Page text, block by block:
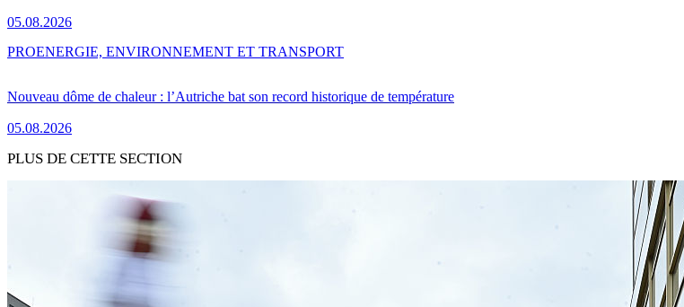
05.08.2026
Nouveau dôme de chaleur : l’Autriche bat son record historique de température
05.08.2026
PROENERGIE, ENVIRONNEMENT ET TRANSPORT
PLUS DE CETTE SECTION